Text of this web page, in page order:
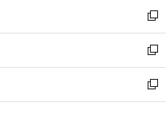
く
で
開
く
ド
ウ
で
開
く
ィ
ン
ド
ウ
で
開
い
ウ
ィ
ン
ド
ウ
新
し
い
ウ
ィ
ン
新
し
い
ウ
新
し